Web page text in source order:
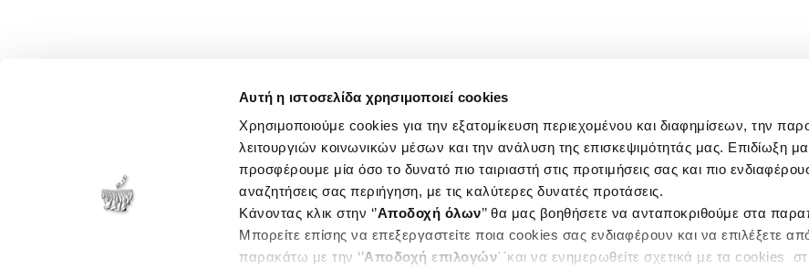
Αυτή η ιστοσελίδα χρησιμοποιεί cookies
Χρησιμοποιούμε cookies για την εξατομίκευση περιεχομένου και διαφημίσεων, την
λειτουργιών κοινωνικών μέσων και την ανάλυση της επισκεψιμότητάς μας. Επιδίωξη
προσφέρουμε μία όσο το δυνατό πιο ταιριαστή στις προτιμήσεις σας και πιο
αναζητήσεις σας περιήγηση, με τις καλύτερες δυνατές προτάσεις.
Κάνοντας κλικ στην ‘’Αποδοχή όλων’’ θα μας βοηθήσετε να ανταποκριθούμε στα
Μπορείτε επίσης να επεξεργαστείτε ποια cookies σας ενδιαφέρουν και να επιλέξετε
παρακάτω με την ‘’Αποδοχή επιλογών΄΄και να ενημερωθείτε σχετικά με τα cookies